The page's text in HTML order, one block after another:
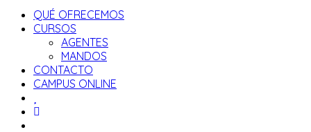
QUÉ OFRECEMOS
CURSOS
AGENTES
MANDOS
CONTACTO
CAMPUS ONLINE